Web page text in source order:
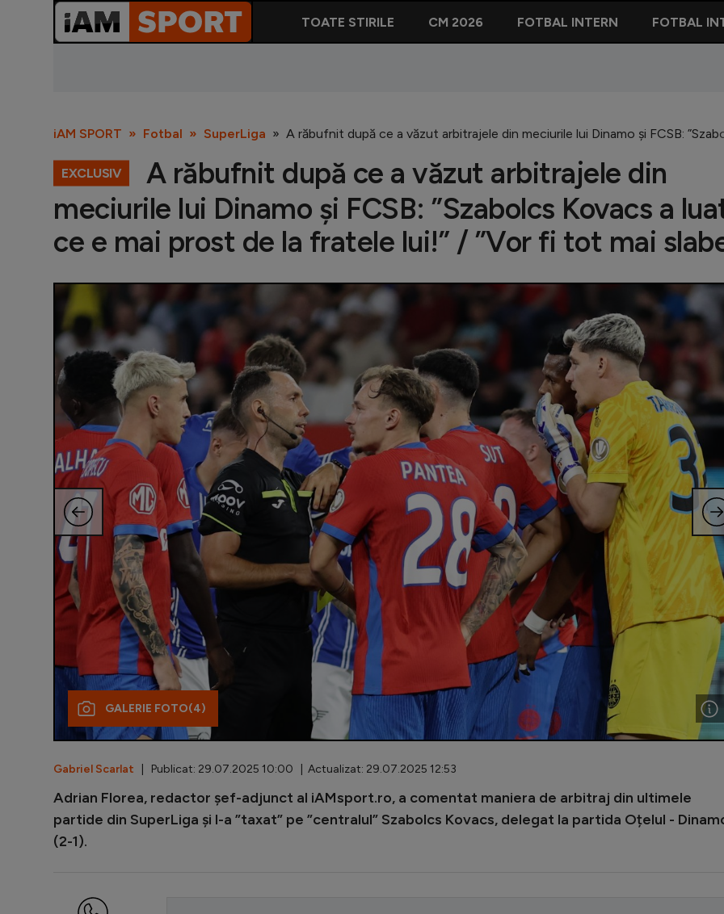
TOATE STIRILE CM 2026 FOTBAL INTERN FOTBAL
iAM SPORT Fotbal SuperLiga A răbufnit după ce a văzut arbitrajele din meciurile lui Dinamo și FCSB:
EXCLUSIV
A răbufnit după ce a văzut arbitrajele din
meciurile lui Dinamo și FCSB: ”Szabolcs Kovacs a
ce e mai prost de la fratele lui!” / ”Vor fi tot mai
GALERIE FOTO(4)
Gabriel Scarlat | Publicat: 29.07.2025 10:00 | Actualizat: 29.07.2025 12:53
Adrian Florea, redactor șef-adjunct al iAMsport.ro, a comentat maniera de arbitraj din ultimele
partide din SuperLiga și l-a ”taxat” pe ”centralul” Szabolcs Kovacs, delegat la partida Oțelul -
(2-1).